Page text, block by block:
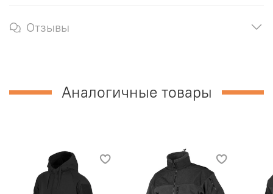
Отзывы
Аналогичные товары